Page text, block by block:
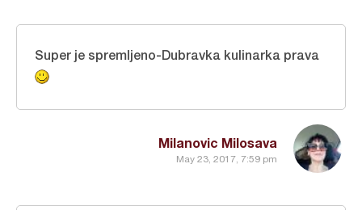
Milanovic Milosava
May 23, 2017, 7:59 pm
Super je spremljeno-Dubravka kulinarka prava